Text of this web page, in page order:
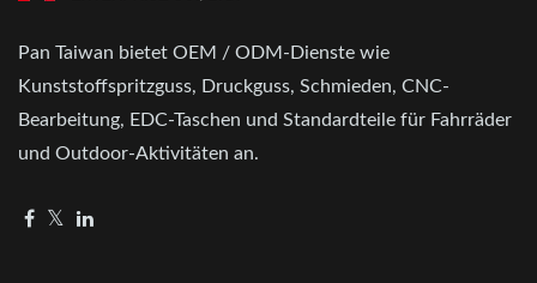
Pan Taiwan bietet OEM / ODM-Dienste wie
Kunststoffspritzguss, Druckguss, Schmieden, CNC-
Bearbeitung, EDC-Taschen und Standardteile für Fahrräder
und Outdoor-Aktivitäten an.